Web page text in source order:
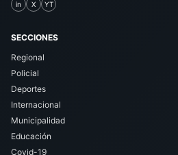
in X YT
SECCIONES
Regional
Policial
Deportes
Internacional
Municipalidad
Educación
Covid-19